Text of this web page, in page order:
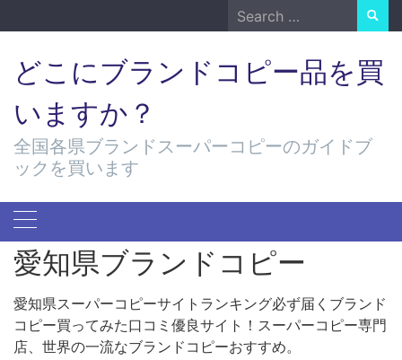
to
Search
for:
どこにブランドコピー品を買
いますか？
全国各県ブランドスーパーコピーのガイドブ
ックを買います
愛知県ブランドコピー
愛知県スーパーコピーサイトランキング必ず届くブランド
コピー買ってみた口コミ優良サイト！スーパーコピー専門
店、世界の一流なブランドコピーおすすめ。